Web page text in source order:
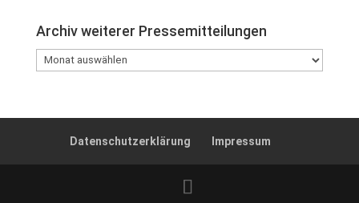
Archiv weiterer Pressemitteilungen
Archiv
Datenschutzerklärung Impressum